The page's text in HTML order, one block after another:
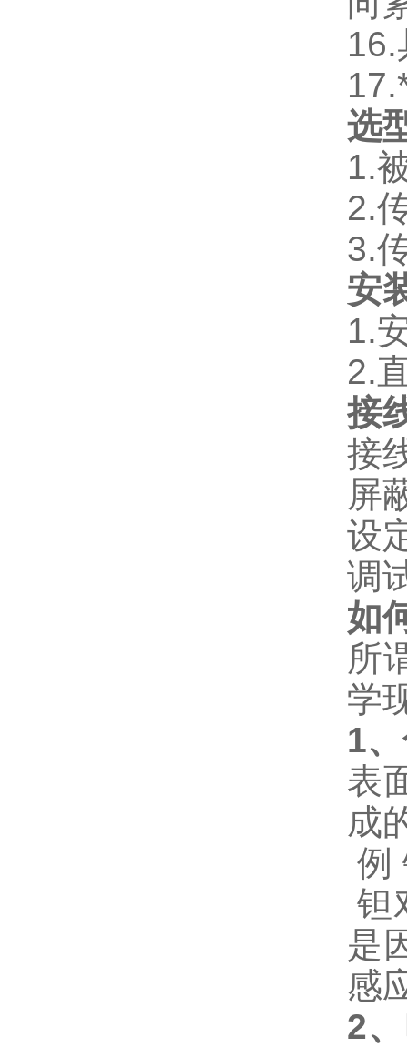
16.
17.
选
1.
2.
3.
安
1.
2.
接
接
屏
设
调
如
所
学
1
表
成
例
钽
是
感
2